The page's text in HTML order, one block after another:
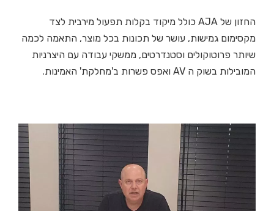
החזון של AJA כולל מיקוד בקלות תפעול מירבית לצד
מקסימום גמישות, עושר של תכונות בכל מוצר, התאמה לכמה
שיותר פרוטוקולים וסטנדרטים, ממשקי עבודה עם היצרניות
המובילות בשוק ה AV ואפס פשרות ב'מחלקת' האמינות.